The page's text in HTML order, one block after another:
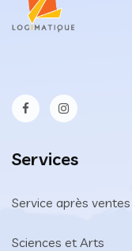
Services
Service après ventes
Sciences et Arts